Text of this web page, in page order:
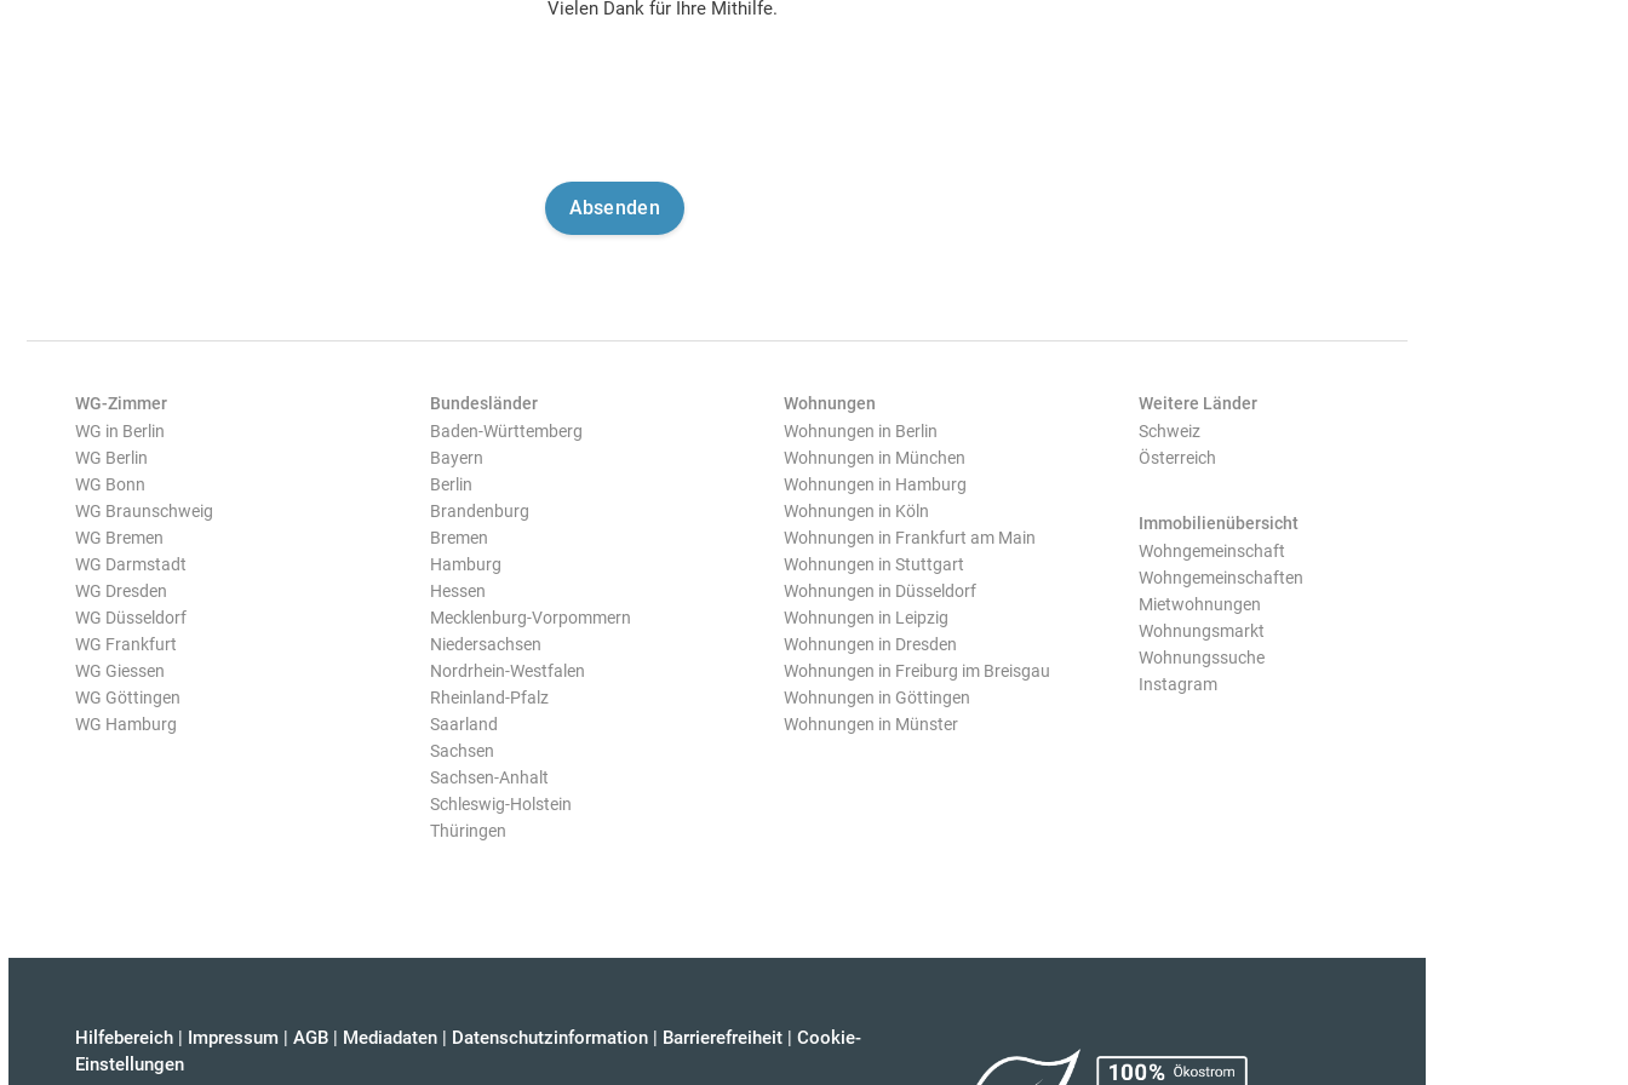
Vielen Dank für Ihre Mithilfe.
WG-Zimmer
WG in Berlin
WG Berlin
WG Bonn
WG Braunschweig
WG Bremen
WG Darmstadt
WG Dresden
WG Düsseldorf
WG Frankfurt
WG Giessen
WG Göttingen
WG Hamburg
Bundesländer
Baden-Württemberg
Bayern
Berlin
Brandenburg
Bremen
Hamburg
Hessen
Mecklenburg-Vorpommern
Niedersachsen
Nordrhein-Westfalen
Rheinland-Pfalz
Saarland
Sachsen
Sachsen-Anhalt
Schleswig-Holstein
Thüringen
Wohnungen
Wohnungen in Berlin
Wohnungen in München
Wohnungen in Hamburg
Wohnungen in Köln
Wohnungen in Frankfurt am Main
Wohnungen in Stuttgart
Wohnungen in Düsseldorf
Wohnungen in Leipzig
Wohnungen in Dresden
Wohnungen in Freiburg im Breisgau
Wohnungen in Göttingen
Wohnungen in Münster
Weitere Länder
Schweiz
Österreich
Immobilienübersicht
Wohngemeinschaft
Wohngemeinschaften
Mietwohnungen
Wohnungsmarkt
Wohnungssuche
Instagram
Hilfebereich | Impressum | AGB | Mediadaten | Datenschutzinformation | Barrierefreiheit | Cookie-
Einstellungen